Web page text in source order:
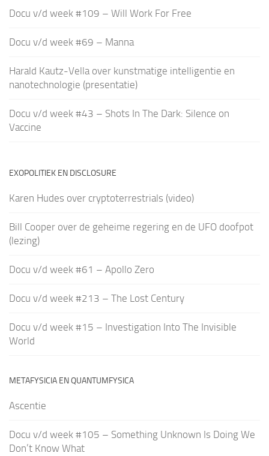
Docu v/d week #109 – Will Work For Free
Docu v/d week #69 – Manna
Harald Kautz-Vella over kunstmatige intelligentie en
nanotechnologie (presentatie)
Docu v/d week #43 – Shots In The Dark: Silence on
Vaccine
EXOPOLITIEK EN DISCLOSURE
Karen Hudes over cryptoterrestrials (video)
Bill Cooper over de geheime regering en de UFO doofpot
(lezing)
Docu v/d week #61 – Apollo Zero
Docu v/d week #213 – The Lost Century
Docu v/d week #15 – Investigation Into The Invisible
World
METAFYSICIA EN QUANTUMFYSICA
Ascentie
Docu v/d week #105 – Something Unknown Is Doing We
Don’t Know What